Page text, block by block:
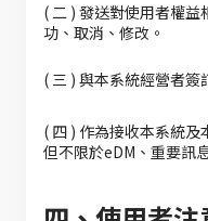
( 二 ) 發送對使用者權
功、取消、修改。
( 三 ) 與本系統經營者簽
( 四 ) 作為接收本系統
但不限於eDM、重要訊